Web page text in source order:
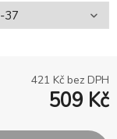
421 Kč bez DPH
509 Kč